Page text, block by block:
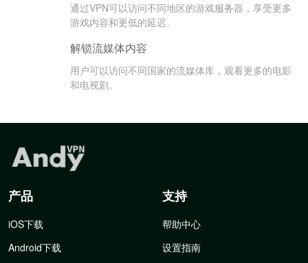
通过VPN可以访问不同地区的游戏服务器，享受更多
游戏内容和更低的延迟。
解锁流媒体内容
用户可以访问不同国家的流媒体库，观看更多的电影
和电视剧。
产品
iOS下载
Android下载
支持
帮助中心
设置指南